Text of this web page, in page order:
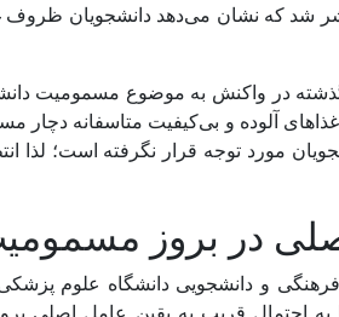
شد که نشان می‌دهد دانشجویان
در واکنش به موضوع مسمومیت
آلوده و بی‌کیفیت متاسفانه دچار
مورد توجه قرار نگرفته است؛
در بروز
و دانشجویی دانشگاه علوم
به احتمال قریب به یقین عامل